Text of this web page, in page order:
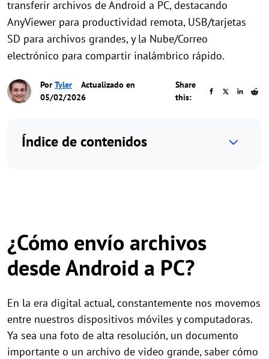
transferir archivos de Android a PC, destacando
AnyViewer para productividad remota, USB/tarjetas
SD para archivos grandes, y la Nube/Correo
electrónico para compartir inalámbrico rápido.
Por Tyler
Actualizado en
05/02/2026
Share
this:
Índice de contenidos
¿Cómo envío archivos
desde Android a PC?
En la era digital actual, constantemente nos movemos
entre nuestros dispositivos móviles y computadoras.
Ya sea una foto de alta resolución, un documento
importante o un archivo de video grande, saber cómo